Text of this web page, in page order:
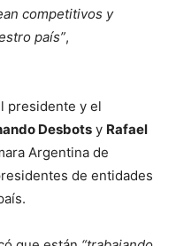
competitivos y
país”,
presidente y el
Desbots y Rafael
Argentina de
de entidades